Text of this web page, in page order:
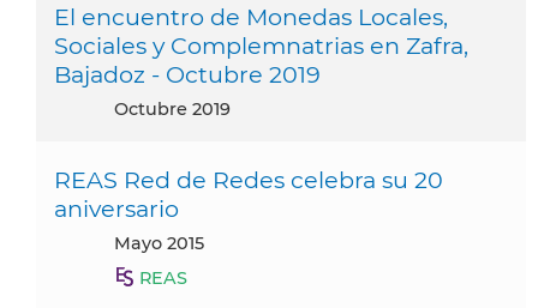
El encuentro de Monedas Locales,
Sociales y Complemnatrias en Zafra,
Bajadoz - Octubre 2019
octubre 2019
REAS Red de Redes celebra su 20
aniversario
mayo 2015
REAS